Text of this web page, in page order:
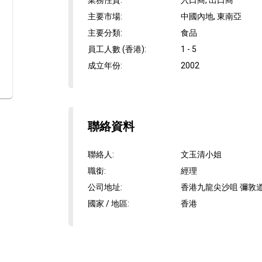
主要市場:
中國內地, 東南亞
主要分類:
食品
員工人數 (香港):
1 - 5
成立年份: 2002
聯絡資料
聯絡人:
文玉清小姐
職銜:
經理
公司地址:
香港九龍尖沙咀 彌敦
國家 / 地區: 香港